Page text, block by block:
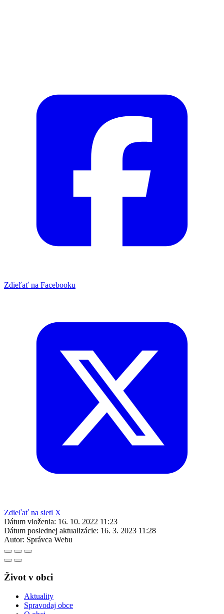
Zdieľať na Facebooku
Zdieľať na sieti X
Dátum vloženia: 16. 10. 2022 11:23
Dátum poslednej aktualizácie: 16. 3. 2023 11:28
Autor: Správca Webu
Život v obci
Aktuality
Spravodaj obce